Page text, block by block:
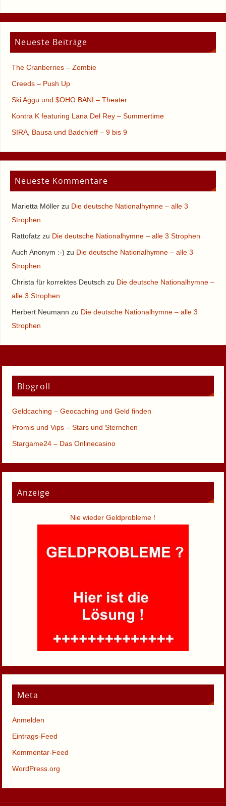
Neueste Beiträge
The Cranberries – Zombie
Creeds – Push Up
Ski Aggu und $OHO BANI – Theater
Kontra K featuring Lana Del Rey – Summertime
SIRA, Bausa und Badchieff – 9 bis 9
Neueste Kommentare
Marietta Möllerzu Die deutsche Nationalhymne – alle 3
Strophen
Rattofatzzu Die deutsche Nationalhymne – alle 3 Strophen
Auch Anonym :-) zu Die deutsche Nationalhymne – alle 3
Strophen
Christa für korrektes Deutsch zu Die deutsche Nationalhymne –
alle 3 Strophen
Herbert Neumann zu Die deutsche Nationalhymne – alle 3
Strophen
Blogroll
Geldcaching – Geocaching und Geld finden
Promis und Vips – Stars und Sternchen
Stargame24 – Das Onlinecasino
Anzeige
Nie wieder Geldprobleme !
Meta
Anmelden
Eintrags-Feed
Kommentar-Feed
WordPress.org